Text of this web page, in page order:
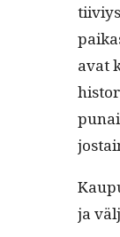
a­vat
ja